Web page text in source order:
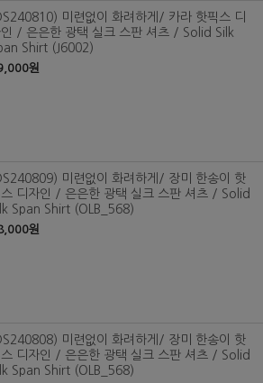
미련없이 화려하게/ 카라 핫픽스 디
인 / 은은한 광택 실크 스판 셔츠 / Solid Silk
Shirt (J6002)
원
미련없이 화려하게/ 장미 한송이 핫
스 디자인 / 은은한 광택 실크 스판 셔츠 / Solid
Span Shirt (OLB_568)
원
미련없이 화려하게/ 장미 한송이 핫
스 디자인 / 은은한 광택 실크 스판 셔츠 / Solid
Span Shirt (OLB_568)